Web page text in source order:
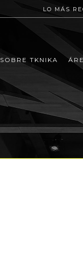
LO MÁS
SOBRE TKNIKA